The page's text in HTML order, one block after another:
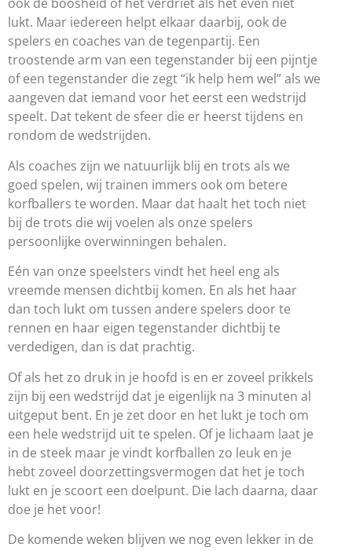
lukt. Maar iedereen helpt elkaar daarbij, ook de
spelers en coaches van de tegenpartij. Een
troostende arm van een tegenstander bij een pijntje
of een tegenstander die zegt “ik help hem wel” als we
aangeven dat iemand voor het eerst een wedstrijd
speelt. Dat tekent de sfeer die er heerst tijdens en
rondom de wedstrijden.
Als coaches zijn we natuurlijk blij en trots als we
goed spelen, wij trainen immers ook om betere
korfballers te worden. Maar dat haalt het toch niet
bij de trots die wij voelen als onze spelers
persoonlijke overwinningen behalen.
Eén van onze speelsters vindt het heel eng als
vreemde mensen dichtbij komen. En als het haar
dan toch lukt om tussen andere spelers door te
rennen en haar eigen tegenstander dichtbij te
verdedigen, dan is dat prachtig.
Of als het zo druk in je hoofd is en er zoveel prikkels
zijn bij een wedstrijd dat je eigenlijk na 3 minuten al
uitgeput bent. En je zet door en het lukt je toch om
een hele wedstrijd uit te spelen. Of je lichaam laat je
in de steek maar je vindt korfballen zo leuk en je
hebt zoveel doorzettingsvermogen dat het je toch
lukt en je scoort een doelpunt. Die lach daarna, daar
doe je het voor!
De komende weken blijven we nog even lekker in de